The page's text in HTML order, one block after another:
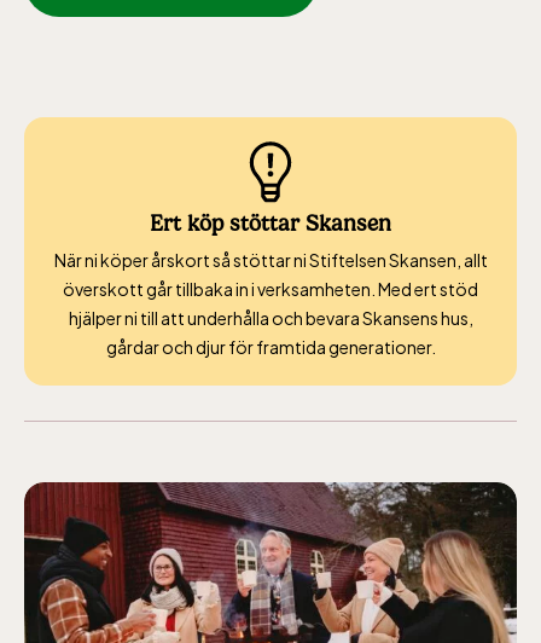
Ert köp stöttar Skansen
När ni köper årskort så stöttar ni Stiftelsen Skansen, allt
överskott går tillbaka in i verksamheten. Med ert stöd
hjälper ni till att underhålla och bevara Skansens hus,
gårdar och djur för framtida generationer.
Bergbanan
dagligen.
Bergbanan kostar
35:- för uppfärd
och nedfärd för alla